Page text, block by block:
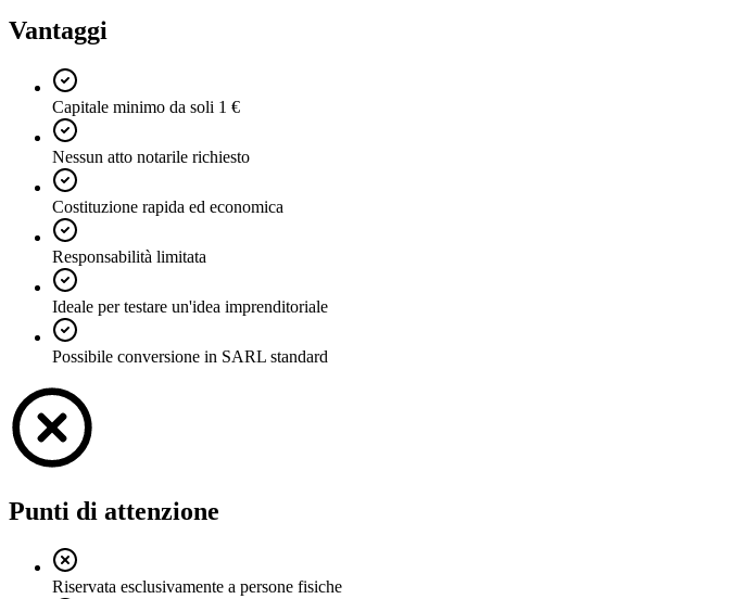
Vantaggi
Capitale minimo da soli 1 €
Nessun atto notarile richiesto
Costituzione rapida ed economica
Responsabilità limitata
Ideale per testare un'idea imprenditoriale
Possibile conversione in SARL standard
Punti di attenzione
Riservata esclusivamente a persone fisiche